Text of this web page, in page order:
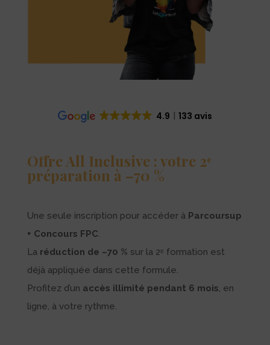
4.9 133 avis
Offre All Inclusive : votre 2ᵉ
préparation à –70 %
Une seule inscription pour accéder à Parcoursup
+ Concours FPC.
La réduction de –70 % sur la 2ᵉ formation est
déjà appliquée dans cette formule.
Profitez d’un accès illimité pendant 6 mois, en
ligne, à votre rythme.